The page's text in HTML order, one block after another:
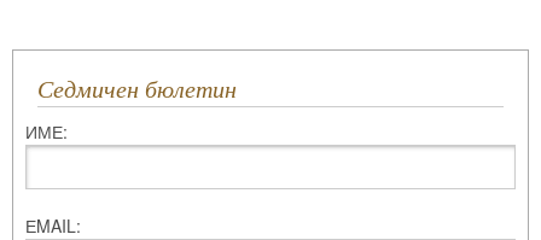
Седмичен бюлетин
ИМЕ:
ЕMAIL: